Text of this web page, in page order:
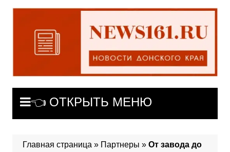
Перейти
содержимому
👈 ОТКРЫТЬ МЕНЮ
Главная страница » Партнеры » От завода до